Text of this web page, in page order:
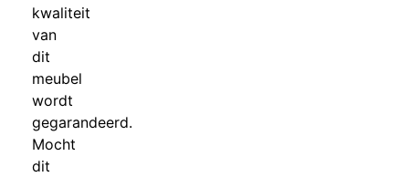
kwaliteit
van
dit
meubel
wordt
gegarandeerd.
Mocht
dit